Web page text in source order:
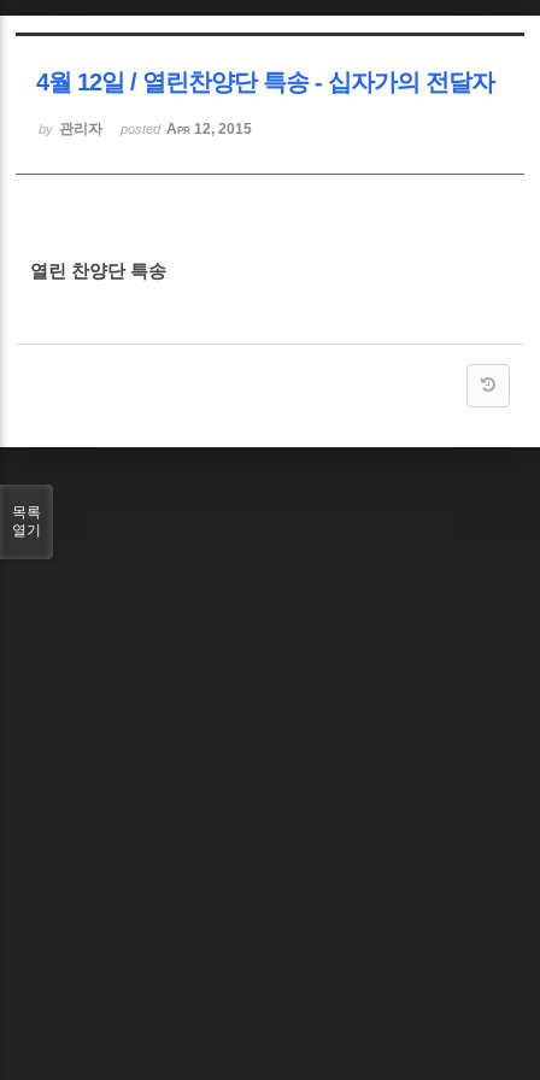
4월 12일 / 열린찬양단 특송 - 십자가의 전달자
by 관리자 posted Apr 12, 2015
열린 찬양단 특송
목록
열기
Sketchbook5, 스케치북5
Sketchbook5, 스케치북5